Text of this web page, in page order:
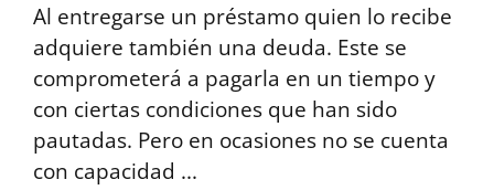
Al entregarse un préstamo quien lo recibe
adquiere también una deuda. Este se
comprometerá a pagarla en un tiempo y
con ciertas condiciones que han sido
pautadas. Pero en ocasiones no se cuenta
con capacidad ...